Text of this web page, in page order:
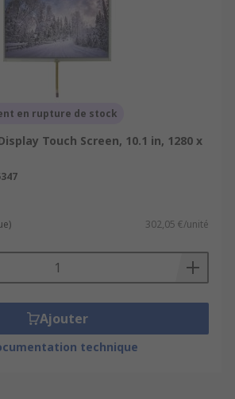
en rupture de stock
Display Touch Screen, 10.1 in, 1280 x
302,05 €/unité
Ajouter
technique